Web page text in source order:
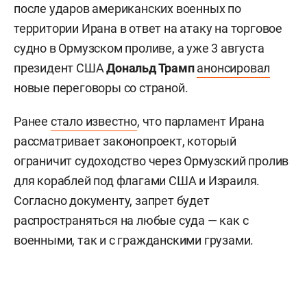
после ударов американских военных по
территории Ирана в ответ на атаку на торговое
судно в Ормузском проливе, а уже 3 августа
президент СШАДональд Трамп анонсировал
новые переговоры со страной.
Ранее стало известно, что парламент Ирана
рассматривает законопроект, который
ограничит судоходство через Ормузский пролив
для кораблей под флагами США и Израиля.
Согласно документу, запрет будет
распространяться на любые суда — как с
военными, так и с гражданскими грузами.